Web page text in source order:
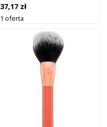
37,17 zł
1 oferta